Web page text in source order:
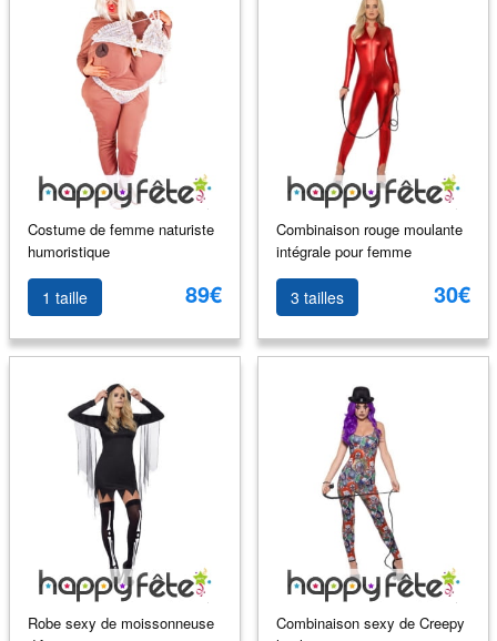
Costume de femme naturiste
humoristique
1 taille 89€
Combinaison rouge moulante
intégrale pour femme
3 tailles 30€
Robe sexy de moissonneuse
Combinaison sexy de Creepy